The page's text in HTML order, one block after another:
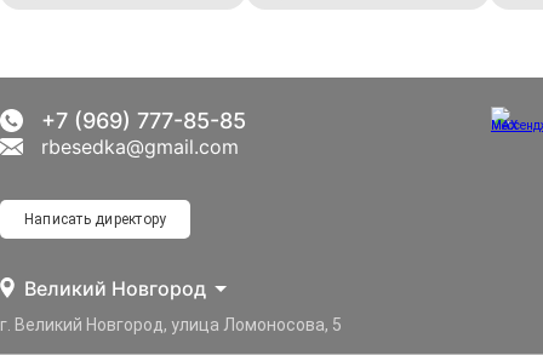
Великий Новгород
г. Великий Новгород, улица Ломоносова, 5
Написать директору
+7 (969) 777-85-85
rbesedka@gmail.com